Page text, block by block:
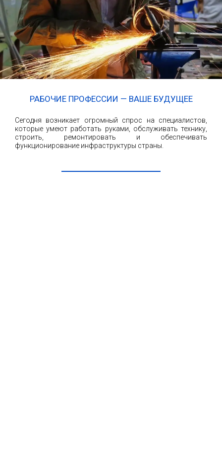
РАБОЧИЕ ПРОФЕССИИ — ВАШЕ БУДУЩЕЕ
Сегодня возникает огромный спрос на специалистов,
которые умеют работать руками, обслуживать технику,
строить, ремонтировать и обеспечивать
функционирование инфраструктуры страны.